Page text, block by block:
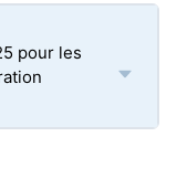
pour les